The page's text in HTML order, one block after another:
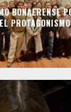
BONAERENSE